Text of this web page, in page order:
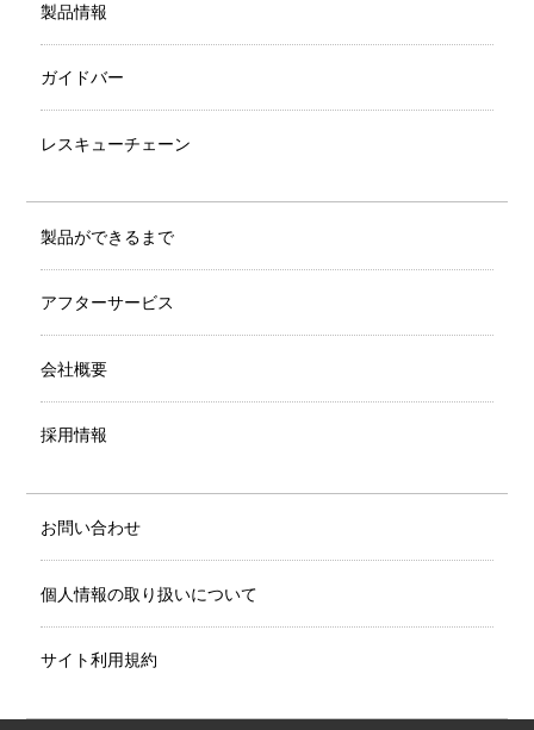
製品情報
ガイドバー
レスキューチェーン
製品ができるまで
アフターサービス
会社概要
採用情報
お問い合わせ
個人情報の取り扱いについて
サイト利用規約